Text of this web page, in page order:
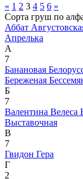
« 1 2 3 4 5 6 »
Сорта груш по
Аббат
Апрелька
А
7
Банановая
Береженая
Б
7
Валентина Велеса
Выставочная
В
7
Гвидон Гера
Г
2